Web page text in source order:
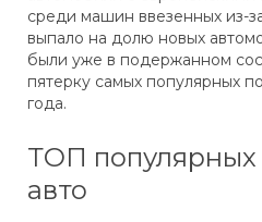
среди машин ввезенных из-
выпало на долю новых
были уже в подержанном
пятерку самых популярных
года.
ТОП
авто